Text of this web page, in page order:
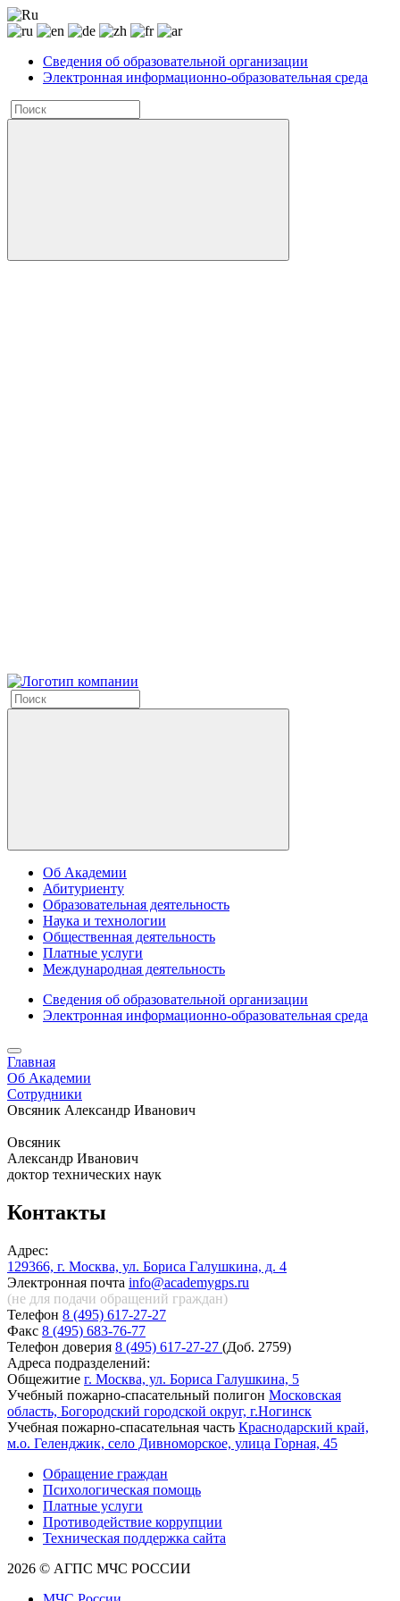
Сведения об образовательной организации
Электронная информационно-образовательная среда
Об Академии
Абитуриенту
Образовательная деятельность
Наука и технологии
Общественная деятельность
Платные услуги
Международная деятельность
Сведения об образовательной организации
Электронная информационно-образовательная среда
Главная
Об Академии
Сотрудники
Овсяник Александр Иванович
Овсяник
Александр Иванович
доктор технических наук
Контакты
Адрес:
129366, г. Москва, ул. Бориса Галушкина, д. 4
Электронная почта info@academygps.ru
(не для подачи обращений граждан)
Телефон 8 (495) 617-27-27
Факс 8 (495) 683-76-77
Телефон доверия 8 (495) 617-27-27 (Доб. 2759)
Адреса подразделений:
Общежитие г. Москва, ул. Бориса Галушкина, 5
Учебный пожарно-спасательный полигон Московская
область, Богородский городской округ, г.Ногинск
Учебная пожарно-спасательная часть Краснодарский край,
м.о. Геленджик, село Дивноморское, улица Горная, 45
Обращение граждан
Психологическая помощь
Платные услуги
Противодействие коррупции
Техническая поддержка сайта
2026 © АГПС МЧС РОССИИ